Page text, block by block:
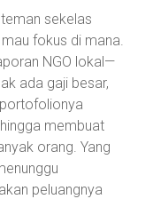
sekelas
fokus di mana.
NGO lokal—
ada gaji besar,
membuat
orang. Yang
peluangnya